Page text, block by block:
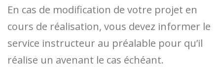
En cas de modification de votre projet en
cours de réalisation, vous devez informer le
service instructeur au préalable pour qu’il
réalise un avenant le cas échéant.